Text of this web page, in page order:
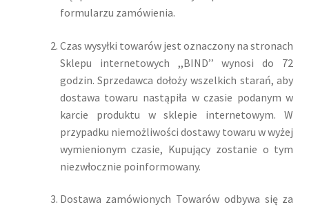
formularzu zamówienia.
Czas wysyłki towarów jest oznaczony na stronach
Sklepu internetowych ,,BIND’’ wynosi do 72
godzin. Sprzedawca dołoży wszelkich starań, aby
dostawa towaru nastąpiła w czasie podanym w
karcie produktu w sklepie internetowym. W
przypadku niemożliwości dostawy towaru w wyżej
wymienionym czasie, Kupujący zostanie o tym
niezwłocznie poinformowany.
Dostawa zamówionych Towarów odbywa się za